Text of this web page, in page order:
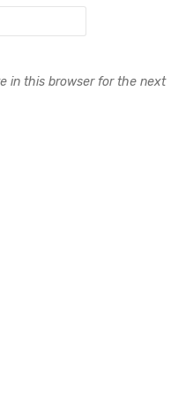
in this browser for the next